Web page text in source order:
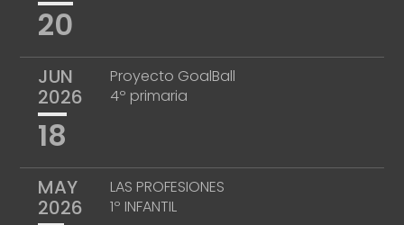
20
JUN
2026
18
Proyecto GoalBall
4º primaria
MAY
2026
LAS PROFESIONES
1º INFANTIL